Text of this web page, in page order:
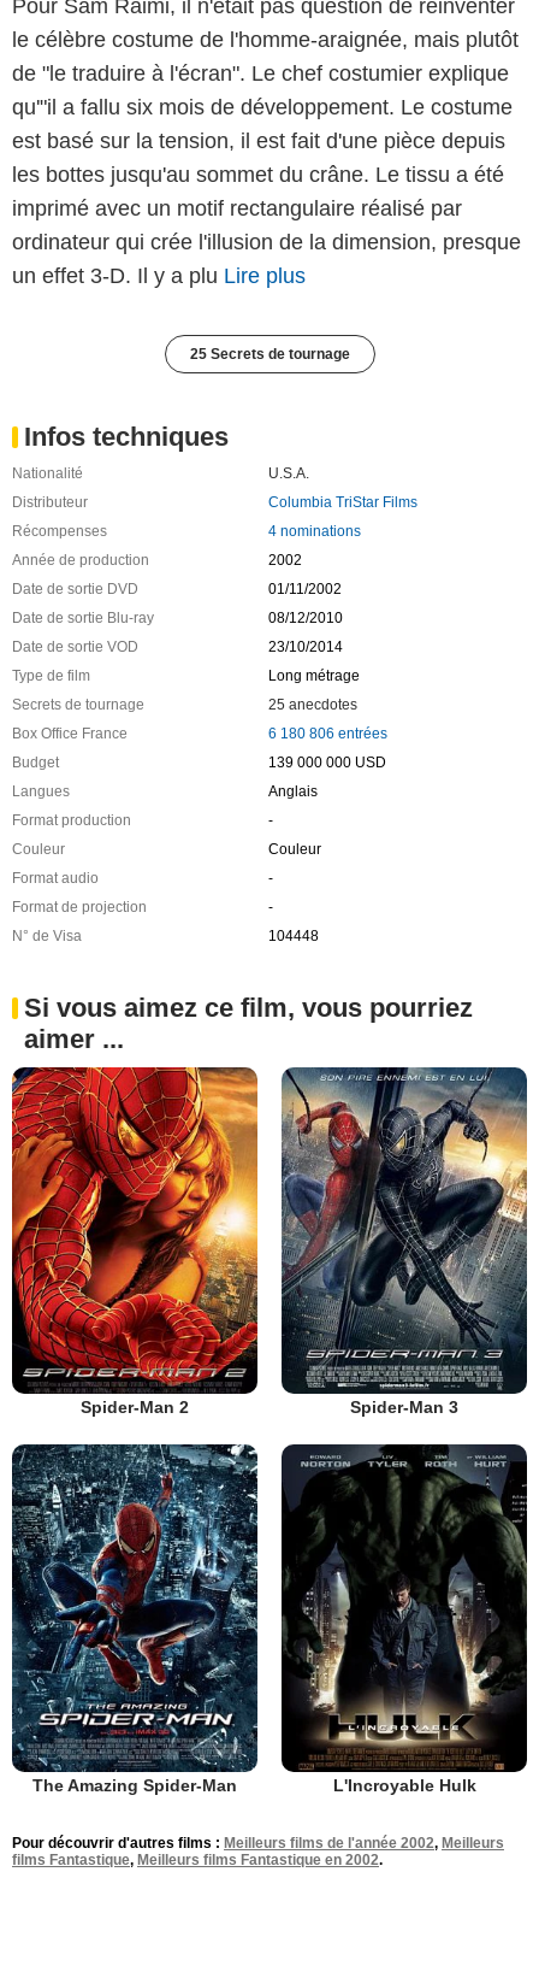
Pour Sam Raimi, il n'était pas question de réinventer
le célèbre costume de l'homme-araignée, mais plutôt
de "le traduire à l'écran". Le chef costumier explique
qu'"il a fallu six mois de développement. Le costume
est basé sur la tension, il est fait d'une pièce depuis
les bottes jusqu'au sommet du crâne. Le tissu a été
imprimé avec un motif rectangulaire réalisé par
ordinateur qui crée l'illusion de la dimension, presque
un effet 3-D. Il y a plu Lire plus
25 Secrets de tournage
Infos techniques
Nationalité
U.S.A.
Distributeur
Columbia TriStar Films
Récompenses
4 nominations
Année de production
2002
Date de sortie DVD
01/11/2002
Date de sortie Blu-ray
08/12/2010
Date de sortie VOD
23/10/2014
Type de film
Long métrage
Secrets de tournage
25 anecdotes
Box Office France
6 180 806 entrées
Budget
139 000 000 USD
Langues
Anglais
Format production
-
Couleur
Couleur
Format audio
-
Format de projection
-
N° de Visa
104448
Si vous aimez ce film, vous pourriez
aimer ...
Spider-Man 2 Spider-Man 3
The Amazing Spider-Man L'Incroyable Hulk
Pour découvrir d'autres films : Meilleurs films de l'année 2002, Meilleurs
films Fantastique, Meilleurs films Fantastique en 2002.